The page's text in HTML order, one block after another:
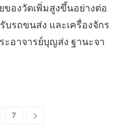
องวัดเพิ่มสูงขึ้นอย่างต่อ
รถขนส่ง และเครื่องจักร
ะอาจารย์บุญส่ง ฐานะจา
7